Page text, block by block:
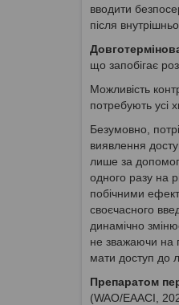
вводити
після
що запобігає
Можливість
потребують усі
Безумовно,
виявлення
лише за
одного разу на
побічними
своєчасного
динамічно
не зважаючи на
мати доступ до
Препаратом
(WAO/EAACI,